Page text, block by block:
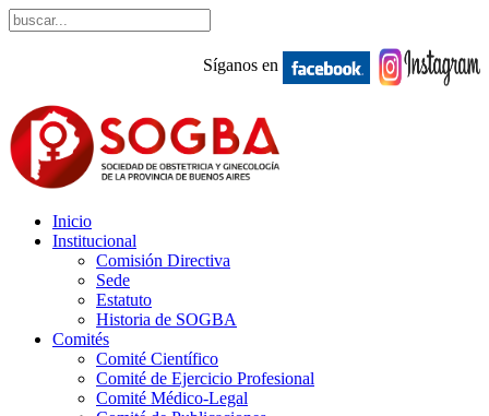
Síganos en
Inicio
Institucional
Comisión Directiva
Sede
Estatuto
Historia de SOGBA
Comités
Comité Científico
Comité de Ejercicio Profesional
Comité Médico-Legal